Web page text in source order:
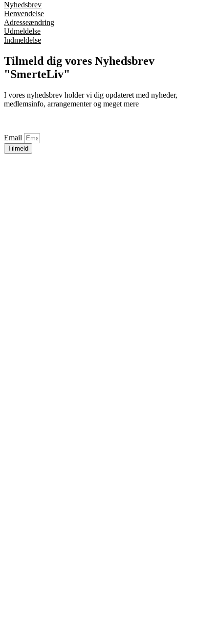
Nyhedsbrev
Henvendelse
Adresseændring
Udmeldelse
Indmeldelse
Tilmeld dig vores Nyhedsbrev
"SmerteLiv"
I vores nyhedsbrev holder vi dig opdateret med nyheder,
medlemsinfo, arrangementer og meget mere
Email
Tilmeld